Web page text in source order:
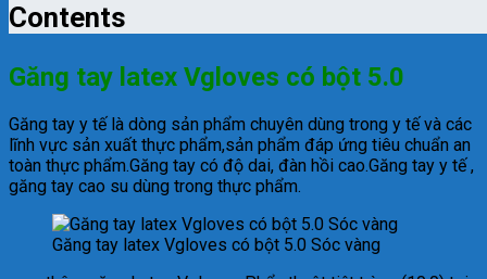
Contents
Găng tay latex Vgloves có bột 5.0
Găng tay y tế là dòng sản phẩm chuyên dùng trong y tế và các
lĩnh vực sản xuất thực phẩm,sản phẩm đáp ứng tiêu chuẩn an
toàn thực phẩm.Găng tay có độ dai, đàn hồi cao.Găng tay y tế ,
găng tay cao su dùng trong thực phẩm.
Găng tay latex Vgloves có bột 5.0 Sóc vàng